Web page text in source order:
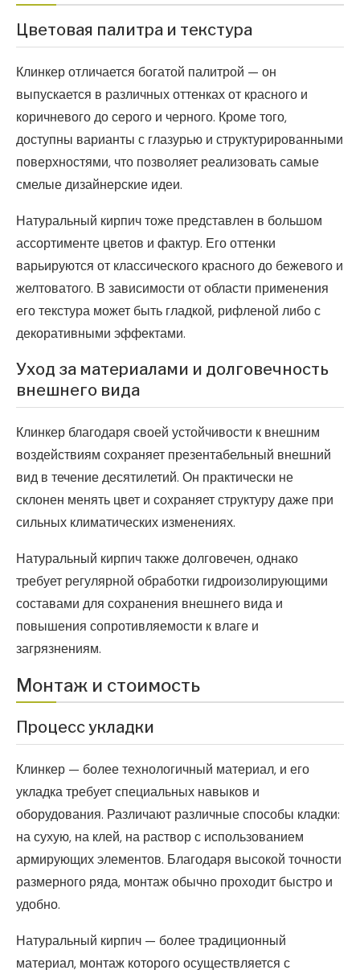
Цветовая палитра и текстура
Клинкер отличается богатой палитрой — он
выпускается в различных оттенках от красного и
коричневого до серого и черного. Кроме того,
доступны варианты с глазурью и структурированными
поверхностями, что позволяет реализовать самые
смелые дизайнерские идеи.
Натуральный кирпич тоже представлен в большом
ассортименте цветов и фактур. Его оттенки
варьируются от классического красного до бежевого и
желтоватого. В зависимости от области применения
его текстура может быть гладкой, рифленой либо с
декоративными эффектами.
Уход за материалами и долговечность
внешнего вида
Клинкер благодаря своей устойчивости к внешним
воздействиям сохраняет презентабельный внешний
вид в течение десятилетий. Он практически не
склонен менять цвет и сохраняет структуру даже при
сильных климатических изменениях.
Натуральный кирпич также долговечен, однако
требует регулярной обработки гидроизолирующими
составами для сохранения внешнего вида и
повышения сопротивляемости к влаге и
загрязнениям.
Монтаж и стоимость
Процесс укладки
Клинкер — более технологичный материал, и его
укладка требует специальных навыков и
оборудования. Различают различные способы кладки:
на сухую, на клей, на раствор с использованием
армирующих элементов. Благодаря высокой точности
размерного ряда, монтаж обычно проходит быстро и
удобно.
Натуральный кирпич — более традиционный
материал, монтаж которого осуществляется с